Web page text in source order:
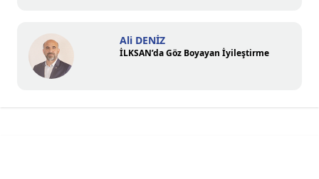
Ali DENİZ
İLKSAN’da Göz Boyayan İyileştirme